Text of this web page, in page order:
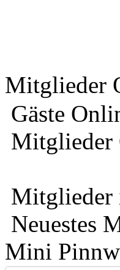
Mitglieder
Gäste
Mitglieder
Mitglieder
Neuestes
Mini